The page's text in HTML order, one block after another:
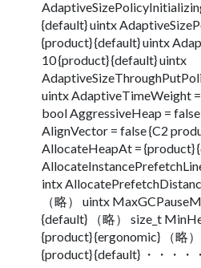
{default} uintx
{product} {default} uintx
10 {product} {default} uintx
uintx AdaptiveTimeWeight
bool AggressiveHeap =
AlignVector = false {C2
AllocateHeapAt = {product}
intx
（略） uintx
{default} （略） size_t
{product} {ergonomic} （略
{product} {default} ・・・・